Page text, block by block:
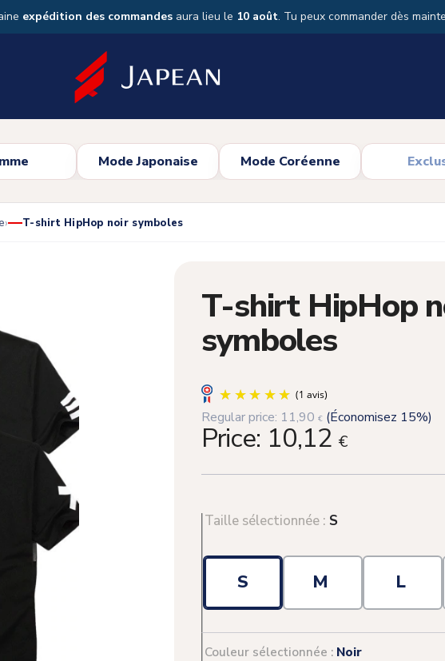
expédition des commandes aura lieu le 10 août. Tu peux commander dès
Mode Japonaise Mode Coréenne
T-shirt HipHop noir symboles
T-shirt HipHop
symboles
Regular price: 11,90€ (Économisez 15%)
Price: 10,12 €
Taille sélectionnée : S
S M L
Couleur sélectionnée : Noir